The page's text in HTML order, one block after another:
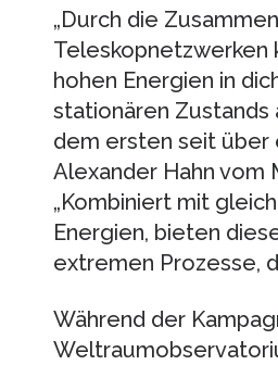
„Durch die
Teleskopnetzwerken
hohen Energien in
stationären Zustands
dem ersten seit über
Alexander Hahn vom
„Kombiniert mit
Energien, bieten
extremen Prozesse,
Während der